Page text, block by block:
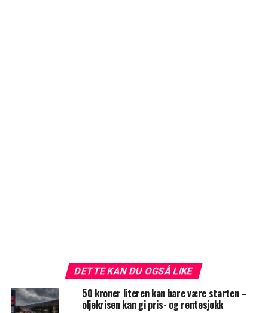
DETTE KAN DU OGSÅ LIKE
50 kroner literen kan bare være starten –
oljekrisen kan gi pris- og rentesjokk